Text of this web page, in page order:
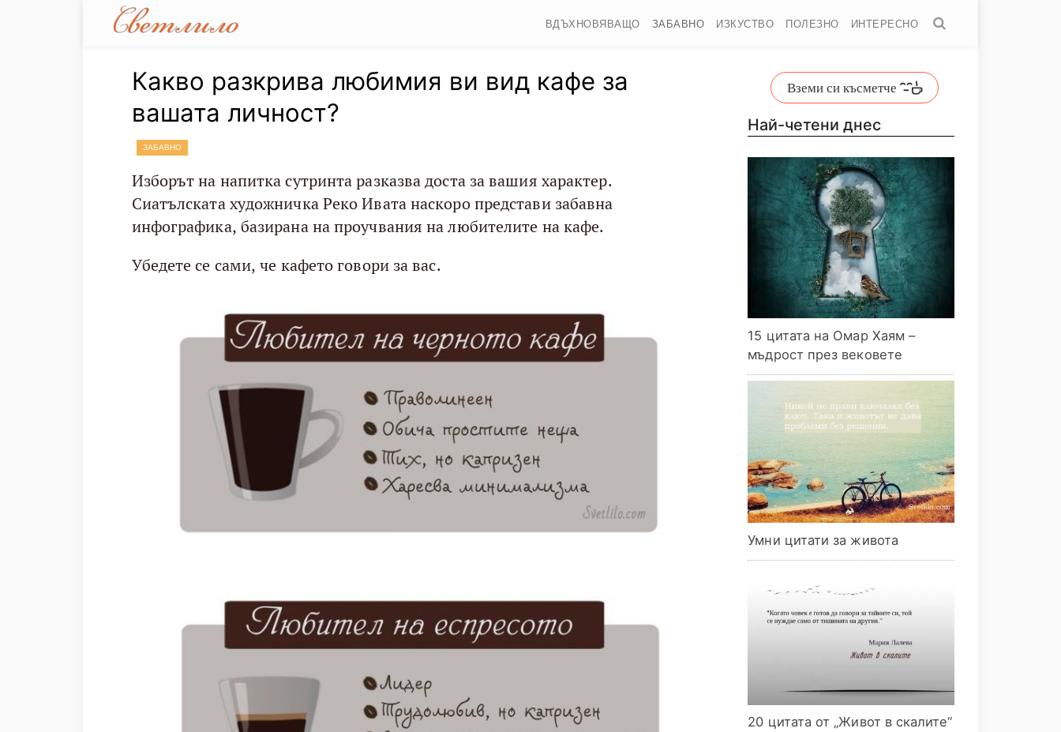
ВДЪХНОВЯВАЩО ЗАБАВНО ИЗКУСТВО ПОЛЕЗНО ИНТЕРЕСНО
Какво разкрива любимия ви вид кафе за
вашата личност?
ЗАБАВНО
Изборът на напитка сутринта разказва доста за вашия характер.
Сиатълската художничка Реко Ивата наскоро представи забавна
инфографика, базирана на проучвания на любителите на кафе.
Убедете се сами, че кафето говори за вас.
Вземи си късметче
Най-четени днес
15 цитата на Омар Хаям –
мъдрост през вековете
Умни цитати за живота
20 цитата от „Живот в скалите“